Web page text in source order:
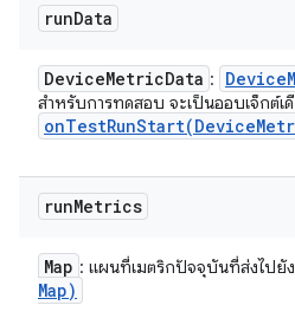
runData
DeviceMetricData : Device
สำหรับการทดสอบ จะเป็นออบเจ็กต์เ
onTestRunStart(Device
runMetrics
Map : แผนที่เมตริกปัจจุบันที่ส่งไปยัง
Map)